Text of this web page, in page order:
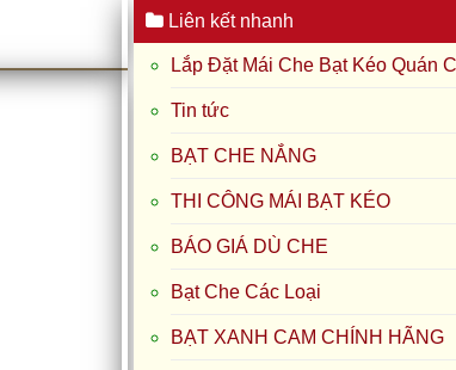
Liên kết nhanh
Lắp Đặt Mái Che Bạt Kéo Quán
Tin tức
BẠT CHE NẮNG
THI CÔNG MÁI BẠT KÉO
BÁO GIÁ DÙ CHE
Bạt Che Các Loại
BẠT XANH CAM CHÍNH HÃNG